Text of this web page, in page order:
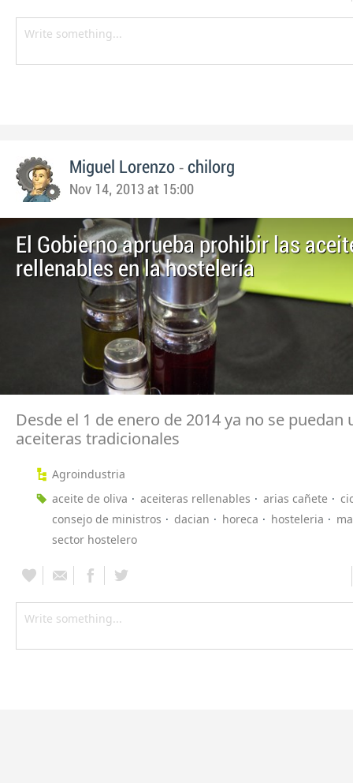
Miguel Lorenzo - chilorg
Nov 14, 2013 at 15:00
El Gobierno aprueba prohibir las
rellenables en la hostelería
Desde el 1 de enero de 2014 ya no se puedan
aceiteras tradicionales
Agroindustria
aceite de oliva
aceiteras rellenables arias cañete
consejo de ministros
dacian horeca hosteleria
sector hostelero